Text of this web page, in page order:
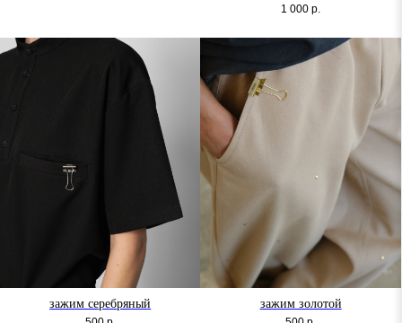
1 000 р.
зажим серебряный зажим золотой